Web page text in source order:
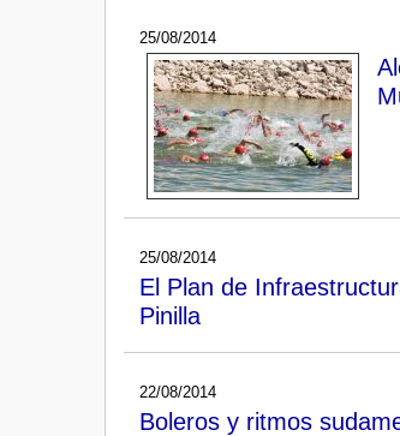
25/08/2014
25/08/2014
El Plan de
Pinilla
22/08/2014
Boleros y ritmos